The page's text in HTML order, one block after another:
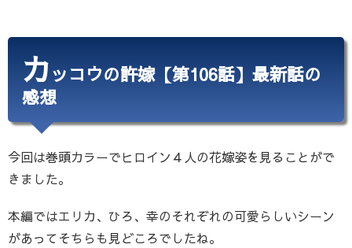
カッコウの許嫁【第106話】最新話の
感想
今回は巻頭カラーでヒロイン４人の花嫁姿を見ることがで
きました。
本編ではエリカ、ひろ、幸のそれぞれの可愛らしいシーン
があってそちらも見どころでしたね。